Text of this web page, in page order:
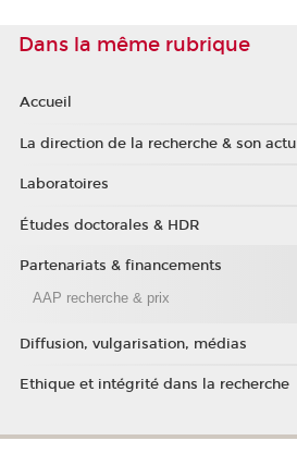
Dans la même rubrique
Accueil
La direction de la recherche & son actu
Laboratoires
Études doctorales & HDR
Partenariats & financements
AAP recherche & prix
Diffusion, vulgarisation, médias
Ethique et intégrité dans la recherche